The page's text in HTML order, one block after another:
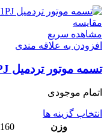
مقایسه
مشاهده سریع
افزودن به علاقه مندی
تسمه موتور تردمیل 280J – 711PJ (شیاری)
اتمام موجودی
انتخاب گزینه ها
وزن
160 گرم